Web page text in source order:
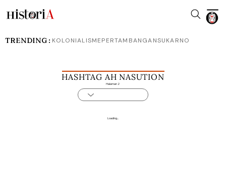
HASHTAG AH NASUTION
Halaman 2
Loading...
TRENDING : KOLONIALISMEPERTAMBANGANSUKARNO